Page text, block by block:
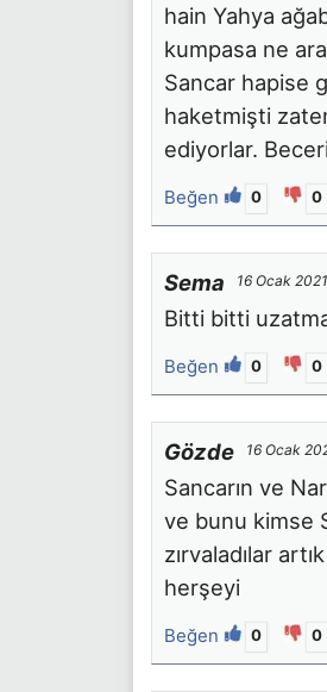
hain Yahya
kumpasa ne
Sancar hapise
haketmişti
ediyorlar.
Beğen 0 0
Sema 16 Ocak
Bitti bitti
Beğen 0 0
Gözde 16 Ocak
Sancarın ve
ve bunu kimse
zırvaladılar
herşeyi
Beğen 0 0